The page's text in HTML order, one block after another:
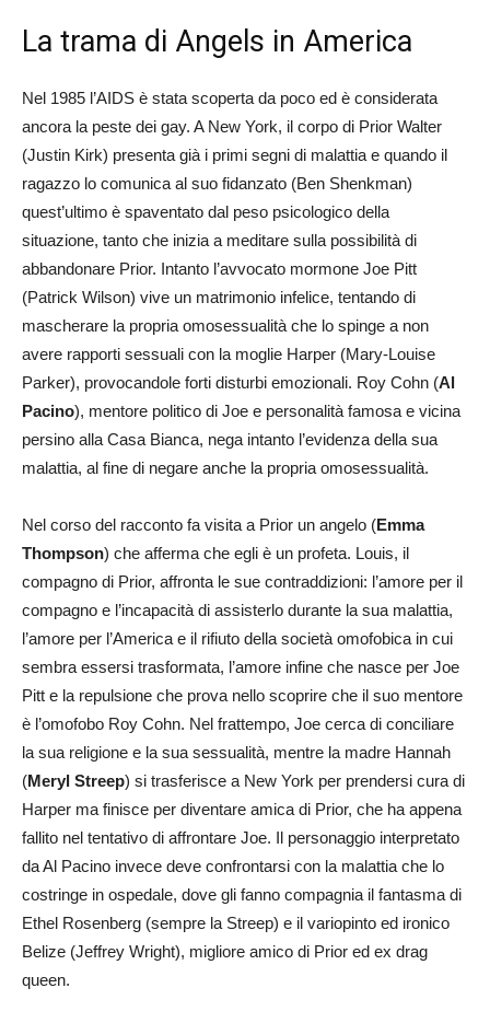
La trama di Angels in America
Nel 1985 l’AIDS è stata scoperta da poco ed è considerata
ancora la peste dei gay. A New York, il corpo di Prior Walter
(Justin Kirk) presenta già i primi segni di malattia e quando il
ragazzo lo comunica al suo fidanzato (Ben Shenkman)
quest’ultimo è spaventato dal peso psicologico della
situazione, tanto che inizia a meditare sulla possibilità di
abbandonare Prior. Intanto l’avvocato mormone Joe Pitt
(Patrick Wilson) vive un matrimonio infelice, tentando di
mascherare la propria omosessualità che lo spinge a non
avere rapporti sessuali con la moglie Harper (Mary-Louise
Parker), provocandole forti disturbi emozionali. Roy Cohn (Al
Pacino), mentore politico di Joe e personalità famosa e vicina
persino alla Casa Bianca, nega intanto l’evidenza della sua
malattia, al fine di negare anche la propria omosessualità.
Nel corso del racconto fa visita a Prior un angelo (Emma
Thompson) che afferma che egli è un profeta. Louis, il
compagno di Prior, affronta le sue contraddizioni: l’amore per il
compagno e l’incapacità di assisterlo durante la sua malattia,
l’amore per l’America e il rifiuto della società omofobica in cui
sembra essersi trasformata, l’amore infine che nasce per Joe
Pitt e la repulsione che prova nello scoprire che il suo mentore
è l’omofobo Roy Cohn. Nel frattempo, Joe cerca di conciliare
la sua religione e la sua sessualità, mentre la madre Hannah
(Meryl Streep) si trasferisce a New York per prendersi cura di
Harper ma finisce per diventare amica di Prior, che ha appena
fallito nel tentativo di affrontare Joe. Il personaggio interpretato
da Al Pacino invece deve confrontarsi con la malattia che lo
costringe in ospedale, dove gli fanno compagnia il fantasma di
Ethel Rosenberg (sempre la Streep) e il variopinto ed ironico
Belize (Jeffrey Wright), migliore amico di Prior ed ex drag
queen.